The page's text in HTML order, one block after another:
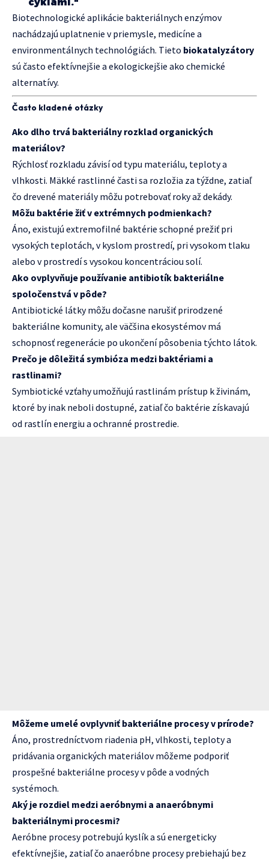
Biotechnologické aplikácie bakteriálnych enzýmov
nachádzajú uplatnenie v priemysle, medicíne a
environmentálnych technológiách. Tieto biokatalyzátory
sú často efektívnejšie a ekologickejšie ako chemické
alternatívy.
Často kladené otázky
Ako dlho trvá bakteriálny rozklad organických
materiálov?
Rýchlosť rozkladu závisí od typu materiálu, teploty a
vlhkosti. Mäkké rastlinné časti sa rozložia za týždne, zatiaľ
čo drevené materiály môžu potrebovať roky až dekády.
Môžu baktérie žiť v extrémnych podmienkach?
Áno, existujú extremofilné baktérie schopné prežiť pri
vysokých teplotách, v kyslom prostredí, pri vysokom tlaku
alebo v prostredí s vysokou koncentráciou solí.
Ako ovplyvňuje používanie antibiotík bakteriálne
spoločenstvá v pôde?
Antibiotické látky môžu dočasne narušiť prirodzené
bakteriálne komunity, ale väčšina ekosystémov má
schopnosť regenerácie po ukončení pôsobenia týchto látok.
Prečo je dôležitá symbióza medzi baktériami a
rastlinami?
Symbiotické vzťahy umožňujú rastlinám prístup k živinám,
ktoré by inak neboli dostupné, zatiaľ čo baktérie získavajú
od rastlín energiu a ochranné prostredie.
Môžeme umelé ovplyvniť bakteriálne procesy v prírode?
Áno, prostredníctvom riadenia pH, vlhkosti, teploty a
pridávania organických materiálov môžeme podporiť
prospešné bakteriálne procesy v pôde a vodných
systémoch.
Aký je rozdiel medzi aeróbnymi a anaeróbnymi
bakteriálnymi procesmi?
Aeróbne procesy potrebujú kyslík a sú energeticky
efektívnejšie, zatiaľ čo anaeróbne procesy prebiehajú bez